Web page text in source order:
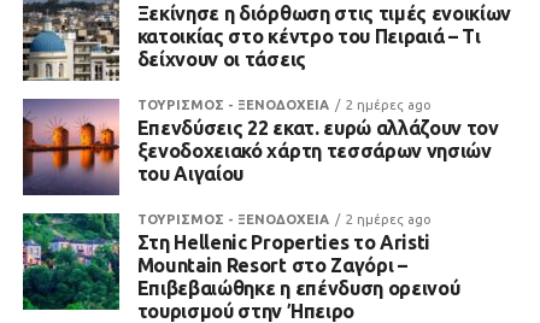
Ξεκίνησε η διόρθωση στις τιμές ενοικίων
κατοικίας στο κέντρο του Πειραιά – Τι
δείχνουν οι τάσεις
ΤΟΥΡΙΣΜΟΣ - ΞΕΝΟΔΟΧΕΙΑ 2 ημέρες ago
Επενδύσεις 22 εκατ. ευρώ αλλάζουν τον
ξενοδοχειακό χάρτη τεσσάρων νησιών
του Αιγαίου
ΤΟΥΡΙΣΜΟΣ - ΞΕΝΟΔΟΧΕΙΑ 2 ημέρες ago
Στη Hellenic Properties το Aristi
Mountain Resort στο Ζαγόρι –
Επιβεβαιώθηκε η επένδυση ορεινού
τουρισμού στην Ήπειρο